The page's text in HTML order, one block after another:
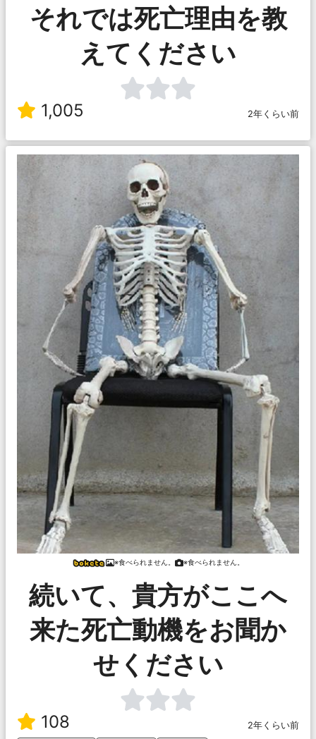
それでは死亡理由を教
えてください
1,005 2年くらい前
※食べられません。 ※食べられません。
続いて、貴方がここへ
来た死亡動機をお聞か
せください
108 2年くらい前